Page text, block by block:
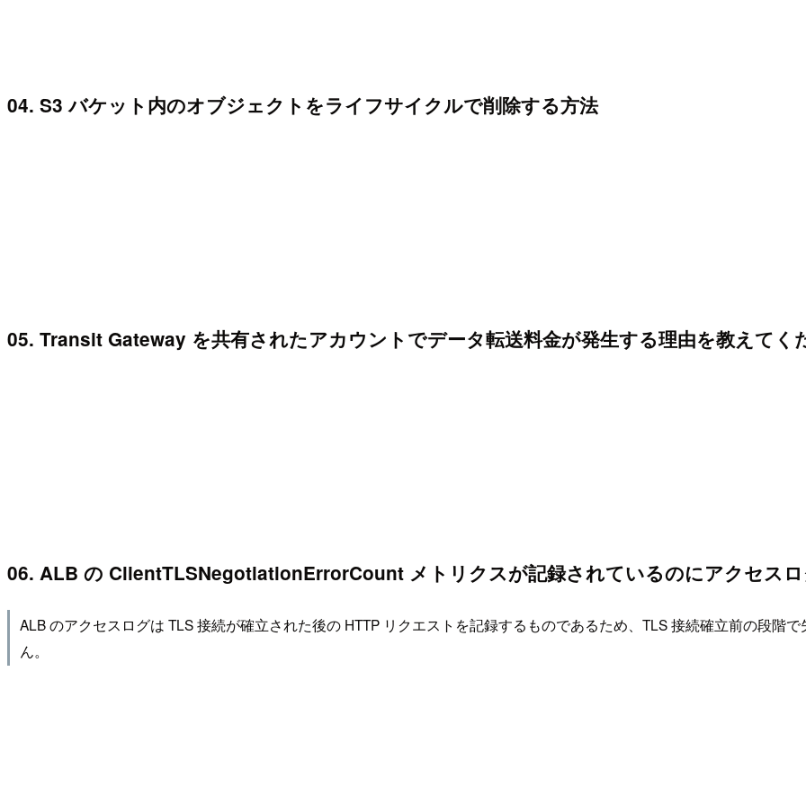
04. S3 バケット内のオブジェクトをライフサイクルで削除する方法
05. Transit Gateway を共有されたアカウントでデータ転送料金が発生する理由を教えてく
06. ALB の ClientTLSNegotiationErrorCount メトリクスが記録されているのにアクセス
ALB のアクセスログは TLS 接続が確立された後の HTTP リクエストを記録するものであるため、TLS 接続確立前の段階
ん。